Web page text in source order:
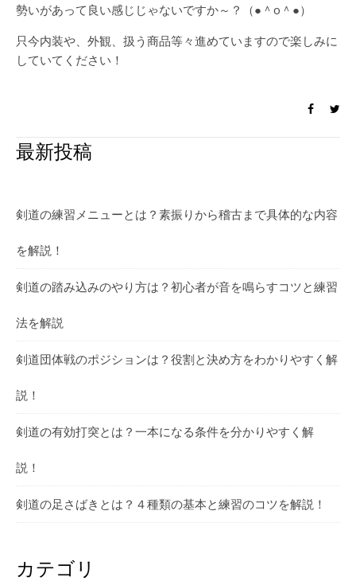
勢いがあって良い感じじゃないですか～？（●＾o＾●）
只今内装や、外観、扱う商品等々進めていますので楽しみに
していてください！
最新投稿
剣道の練習メニューとは？素振りから稽古まで具体的な内容
を解説！
剣道の踏み込みのやり方は？初心者が音を鳴らすコツと練習
法を解説
剣道団体戦のポジションは？役割と決め方をわかりやすく解
説！
剣道の有効打突とは？一本になる条件を分かりやすく解
説！
剣道の足さばきとは？４種類の基本と練習のコツを解説！
カテゴリ